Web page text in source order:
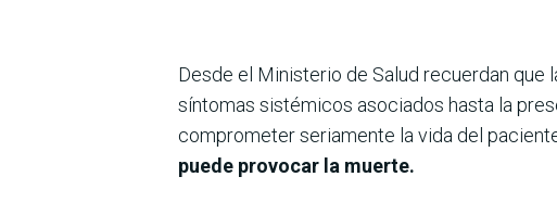
Desde el Ministerio de Salud recuerdan que
síntomas sistémicos asociados hasta la
comprometer seriamente la vida del
puede provocar la muerte.